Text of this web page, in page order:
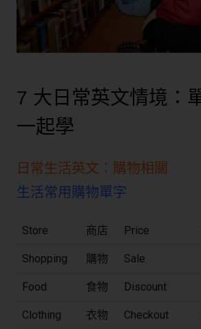
7 大日常英文情境：
一起學
日常生活英文：購物相關
生活常用購物單字
Store 商店 Price
Shopping 購物 Sale
Food 食物 Discount
Clothing 衣物 Checkout